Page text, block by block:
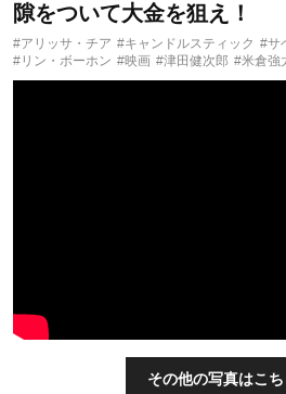
隙をついて大金を狙え！
#アリッサ・チア #キャンドルスティック #サ
#リン・ボーホン #映画 #津田健次郎 #米倉強
その他の写真はこち